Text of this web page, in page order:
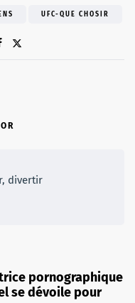
UFC-QUE CHOSIR
divertir
pornographique
se dévoile pour